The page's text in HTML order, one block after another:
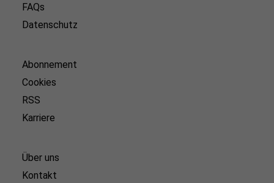
FAQs
Datenschutz
Abonnement
Cookies
RSS
Karriere
Über uns
Kontakt